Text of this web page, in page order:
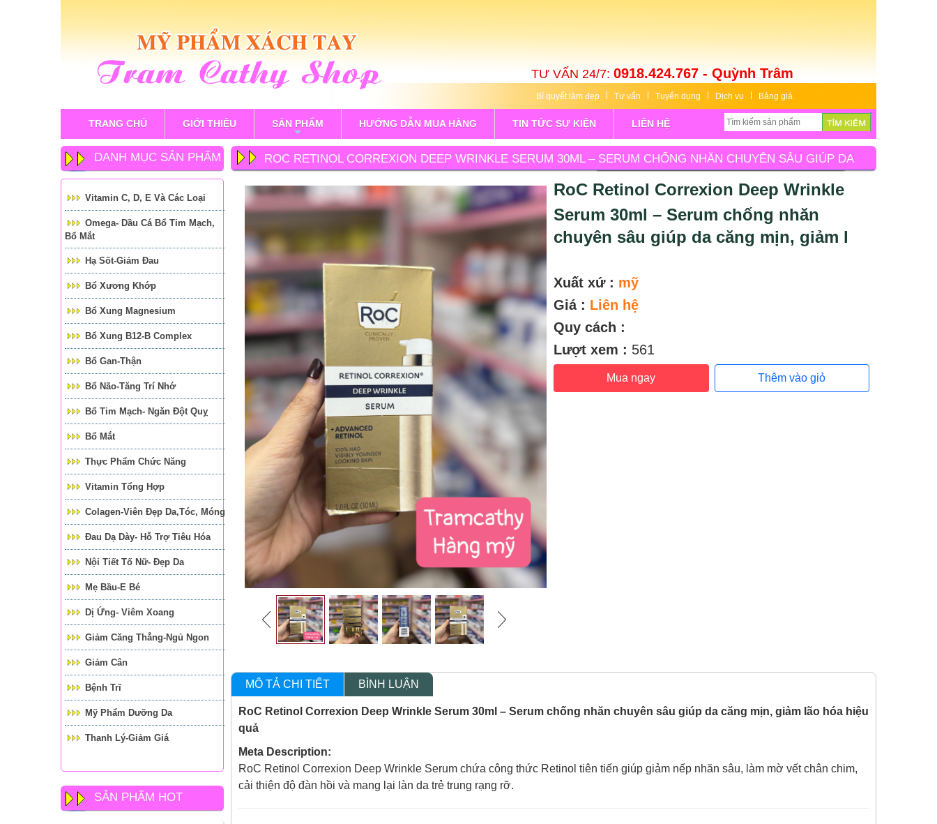
TƯ VẤN 24/7: 0918.424.767 - Quỳnh Trâm
Bí quyết làm đẹp Tư vấn Tuyển dụng Dịch vụ Bảng giá
TRANG CHỦ GIỚI THIỆU
+
SẢN PHẨM HƯỚNG DẪN MUA HÀNG TIN TỨC SỰ KIỆN LIÊN HỆ
DANH MỤC SẢN PHẨM
Vitamin C, D, E Và Các Loại
Omega- Dầu Cá Bổ Tim Mạch,
Bổ Mắt
Hạ Sốt-Giảm Đau
Bổ Xương Khớp
Bổ Xung Magnesium
Bổ Xung B12-B Complex
Bổ Gan-Thận
Bổ Não-Tăng Trí Nhớ
Bổ Tim Mạch- Ngăn Đột Quỵ
Bổ Mắt
Thực Phẩm Chức Năng
Vitamin Tổng Hợp
Colagen-Viên Đẹp Da,tóc, Móng
Đau Dạ Dày- Hỗ Trợ Tiêu Hóa
Nội Tiết Tố Nữ- Đẹp Da
Mẹ Bầu-E Bé
Dị Ứng- Viêm Xoang
Giảm Căng Thẳng-Ngủ Ngon
Giảm Cân
Bệnh Trĩ
Mỹ Phẩm Dưỡng Da
Thanh Lý-Giảm Giá
SẢN PHẨM HOT
ROC RETINOL CORREXION DEEP WRINKLE SERUM 30ML – SERUM CHỐNG NHĂN CHUYÊN SÂU GIÚP DA
CĂNG MỊN, GIẢM L
RoC Retinol Correxion Deep Wrinkle
Serum 30ml – Serum chống nhăn
chuyên sâu giúp da căng mịn, giảm l
Xuất xứ : mỹ
Giá : Liên hệ
Quy cách :
Lượt xem : 561
Mua ngay Thêm vào giỏ
MÔ TẢ CHI TIẾT BÌNH LUẬN
RoC Retinol Correxion Deep Wrinkle Serum 30ml – Serum chống nhăn chuyên sâu giúp da căng mịn, giảm lão hóa hiệu
quả
Meta Description:
RoC Retinol Correxion Deep Wrinkle Serum chứa công thức Retinol tiên tiến giúp giảm nếp nhăn sâu, làm mờ vết chân chim,
cải thiện độ đàn hồi và mang lại làn da trẻ trung rạng rỡ.